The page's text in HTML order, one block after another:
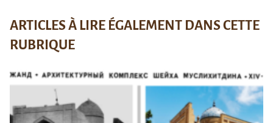
ARTICLES À LIRE ÉGALEMENT DANS CETTE
RUBRIQUE